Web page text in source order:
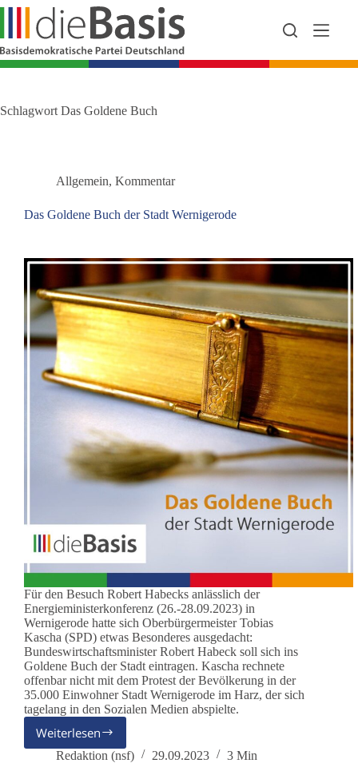
Zum
springen
Schlagwort Das Goldene Buch
Allgemein, Kommentar
Das Goldene Buch der Stadt Wernigerode
Für den Besuch Robert Habecks anlässlich der
Energieministerkonferenz (26.-28.09.2023) in
Wernigerode hatte sich Oberbürgermeister Tobias
Kascha (SPD) etwas Besonderes ausgedacht:
Bundeswirtschaftsminister Robert Habeck soll sich ins
Goldene Buch der Stadt eintragen. Kascha rechnete
offenbar nicht mit dem Protest der Bevölkerung in der
35.000 Einwohner Stadt Wernigerode im Harz, der sich
tagelang in den Sozialen Medien abspielte.
Weiterlesen
Das
Goldene
Redaktion (nsf) 29.09.2023 3 Min